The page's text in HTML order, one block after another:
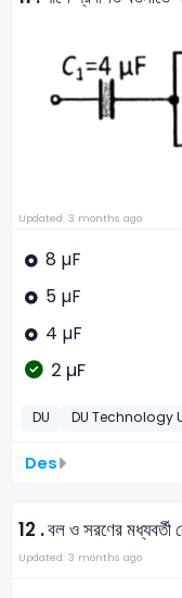
Updated: 3 months ago
8 µF
5 µF
4 µF
2 µF
DU DU Technology
Des
12 .বল ও সরণের
Updated: 3 months ago